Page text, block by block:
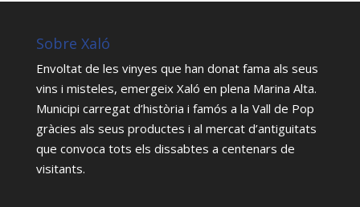
Sobre Xaló
Envoltat de les vinyes que han donat fama als seus
vins i misteles, emergeix Xaló en plena Marina Alta.
Municipi carregat d’història i famós a la Vall de Pop
gràcies als seus productes i al mercat d’antiguitats
que convoca tots els dissabtes a centenars de
visitants.